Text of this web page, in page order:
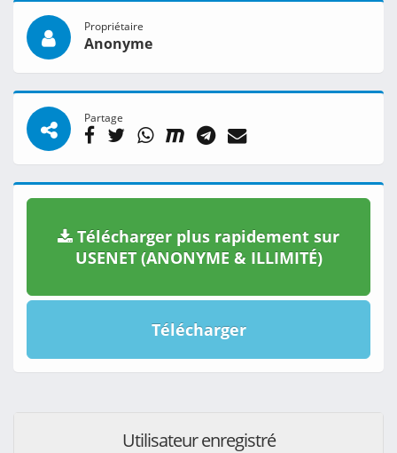
Propriétaire
Anonyme
Partage
Télécharger plus rapidement sur
USENET (ANONYME & ILLIMITÉ)
Télécharger
Utilisateur enregistré